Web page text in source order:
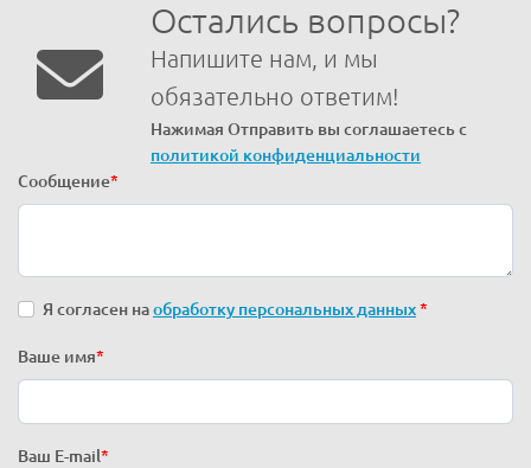
Остались вопросы?
Напишите нам, и мы
обязательно ответим!
Нажимая Отправить вы соглашаетесь с
политикой конфиденциальности
Сообщение*
Я согласен наобработку персональных данных*
Ваше имя*
Ваш E-mail*